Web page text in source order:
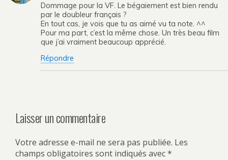
Dommage pour la VF. Le bégaiement est bien rendu
par le doubleur français ?
En tout cas, je vois que tu as aimé vu ta note. ^^
Pour ma part, c’est la même chose. Un très beau film
que j’ai vraiment beaucoup apprécié.
Répondre
Laisser un commentaire
Votre adresse e-mail ne sera pas publiée. Les
champs obligatoires sont indiqués avec*